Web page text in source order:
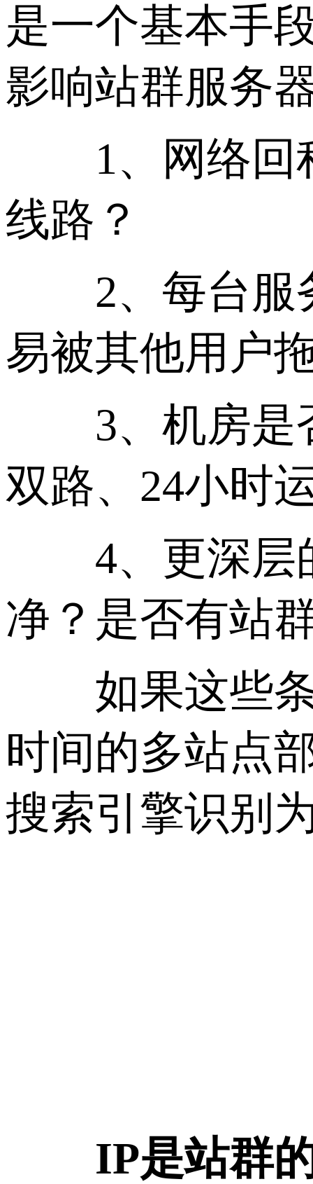
是一个基本手
影响站群服务
1、网络回程
线路？
2、每台服务
易被其他用户
3、机房是否
双路、24小时
4、更深层的
净？是否有站
如果这些条
时间的多站点
搜索引擎识别
IP是站群